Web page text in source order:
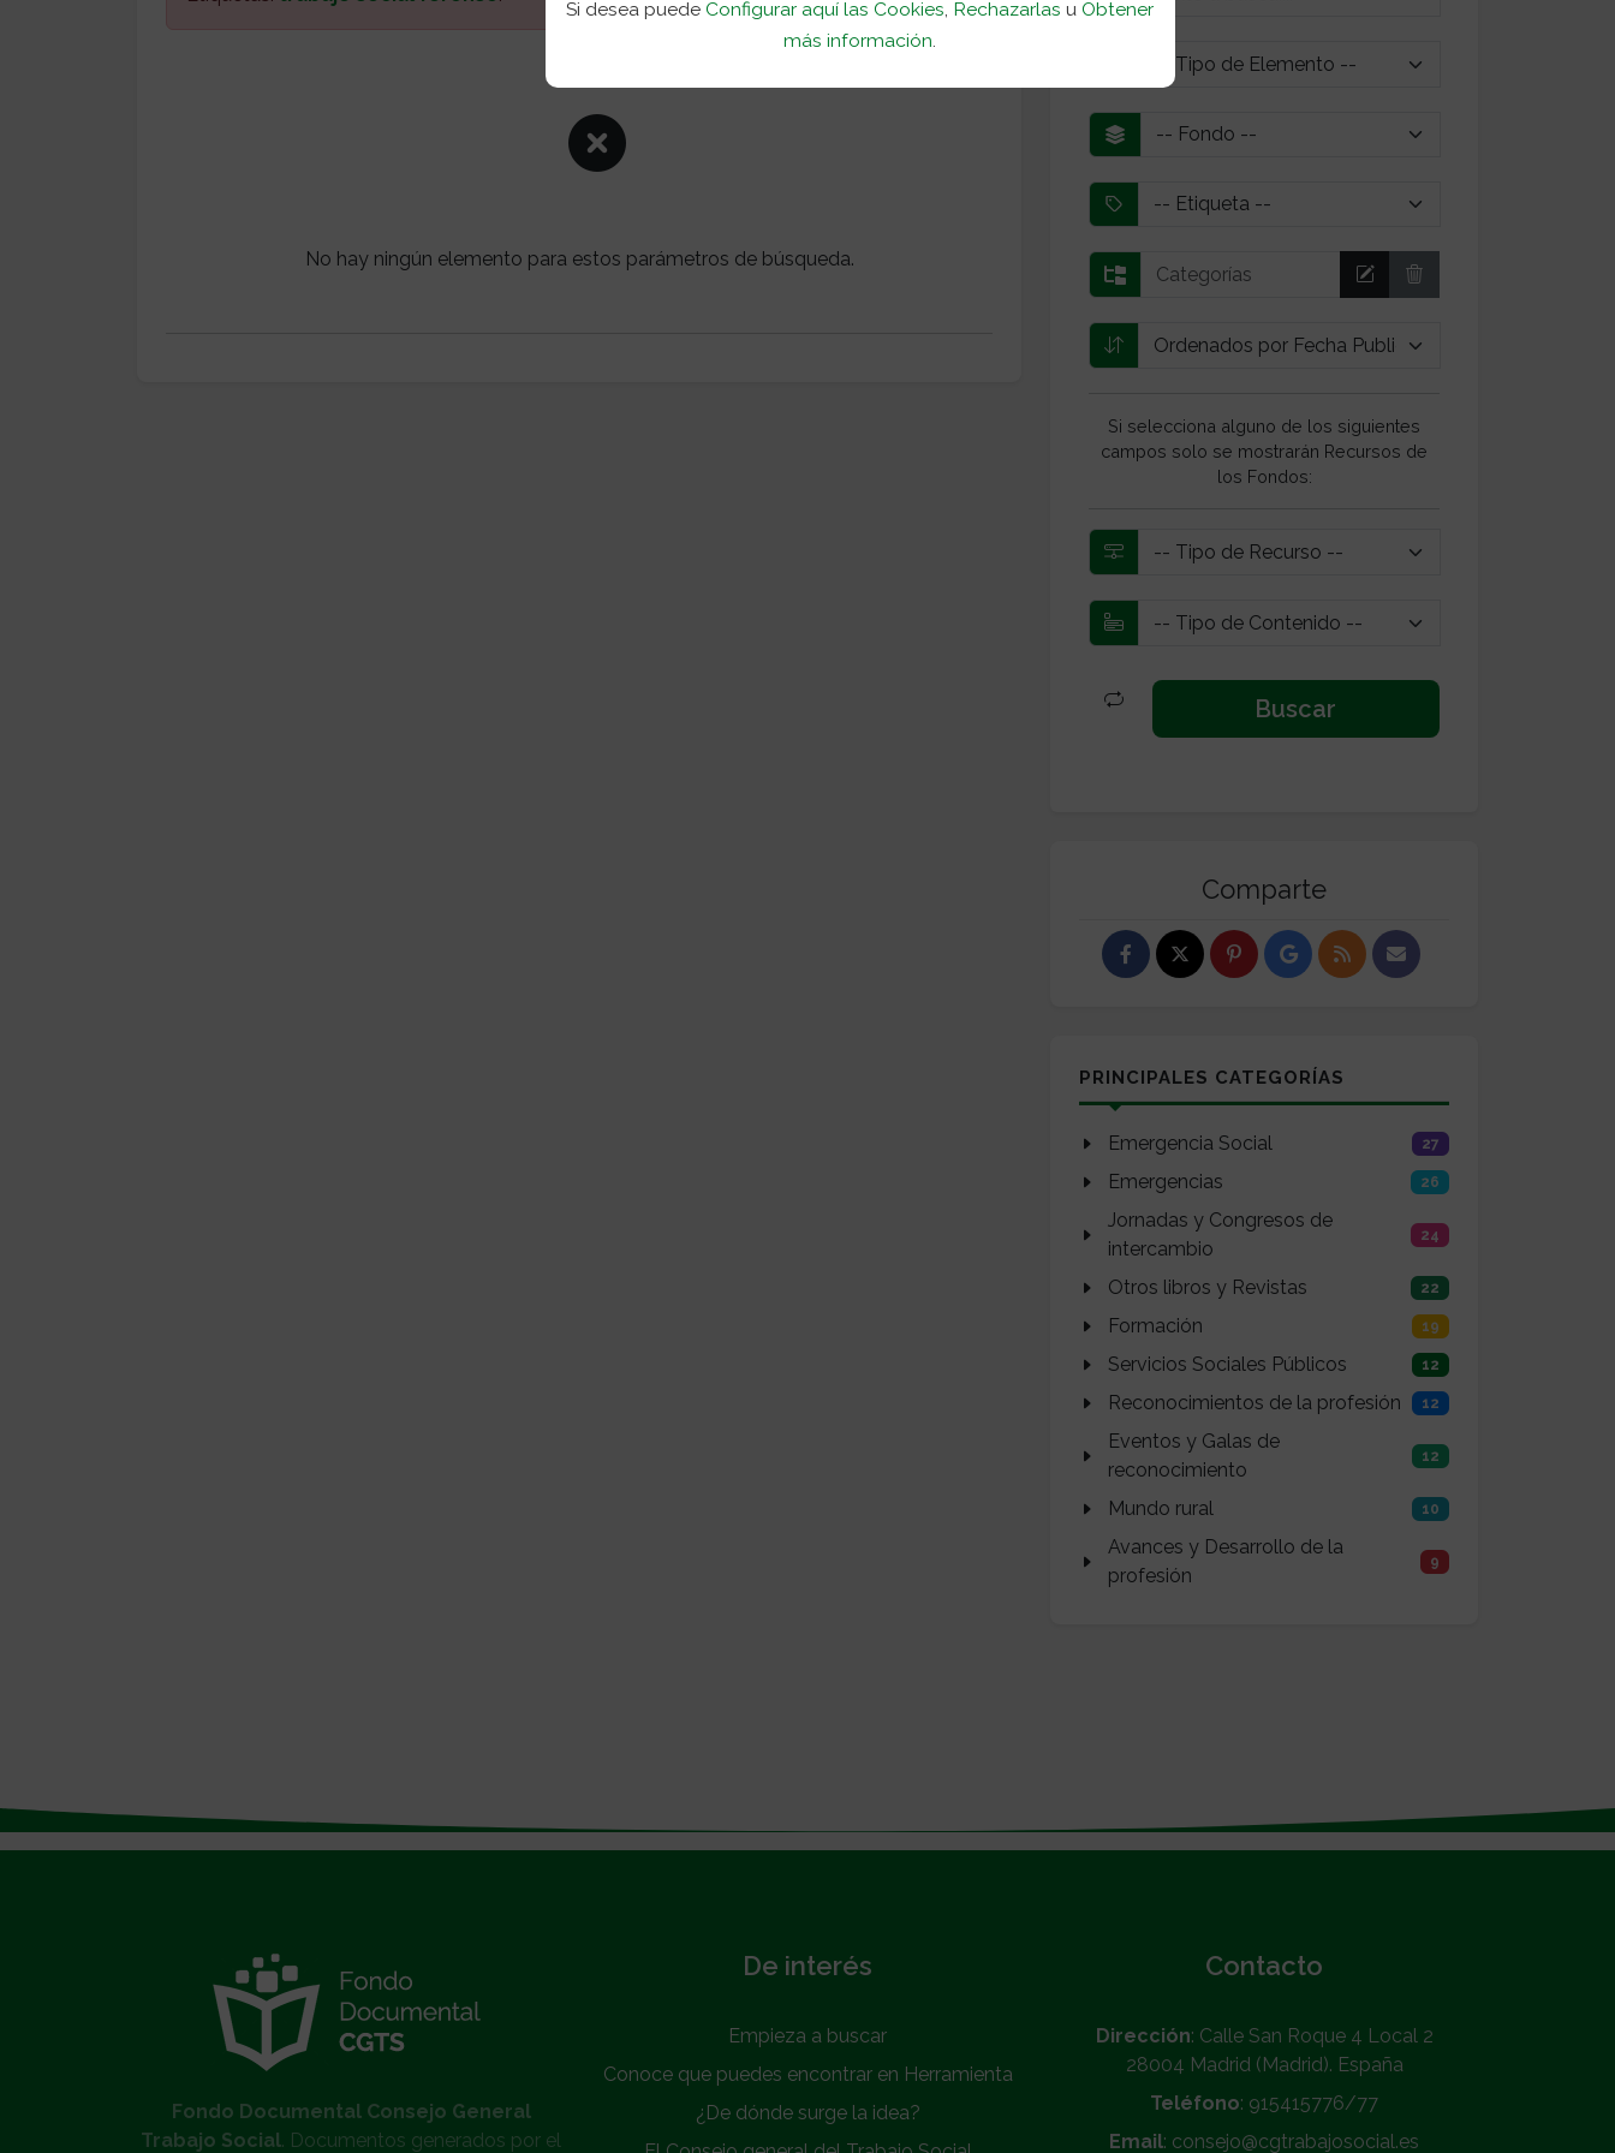
Si desea puedeConfigurar aquí las Cookies Rechazarlas uObtener
más información
No hay ningún elemento para estos parámetros de búsqueda.
Si selecciona alguno de los siguientes
campos solo se mostrarán Recursos de
los Fondos:
Comparte
PRINCIPALES CATEGORÍAS
Emergencia Social 27
Emergencias 26
Jornadas y Congresos de
intercambio
24
Otros libros y Revistas 22
Formación 19
Servicios Sociales Públicos 12
Reconocimientos de la profesión 12
Eventos y Galas de
reconocimiento
12
Mundo rural 10
Avances y Desarrollo de la
profesión
9
Fondo Documental Consejo General
Trabajo Social. Documentos generados por el
De interés
Empieza a buscar
Conoce que puedes encontrar en Herramienta
¿De dónde surge la idea?
Contacto
Dirección: Calle San Roque 4 Local 2
28004 Madrid (Madrid). España
Teléfono: 915415776/77
Email: consejo@cgtrabajosocial.es